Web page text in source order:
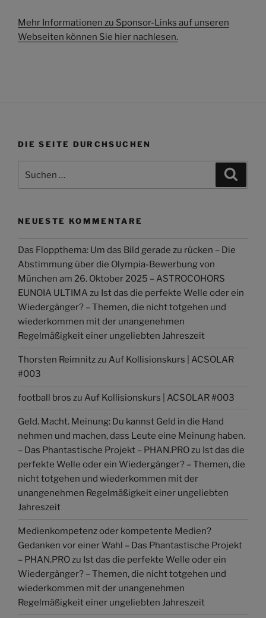
Mehr Informationen zu Sponsor-Links auf unseren
Webseiten können Sie hier nachlesen.
DIE SEITE DURCHSUCHEN
nach:
NEUESTE KOMMENTARE
Das Floppthema: Um das Bild gerade zu rücken – Die
Abstimmung über die Olympia-Bewerbung von
München am 26. Oktober 2025 – ASTROCOHORS
EUNOIA ULTIMA zu Ist das die perfekte Welle oder ein
Wiedergänger? – Themen, die nicht totgehen und
wiederkommen mit der unangenehmen
Regelmäßigkeit einer ungeliebten Jahreszeit
Thorsten Reimnitzzu Auf Kollisionskurs | ACSOLAR
#003
football bros zu Auf Kollisionskurs | ACSOLAR #003
Geld. Macht. Meinung: Du kannst Geld in die Hand
nehmen und machen, dass Leute eine Meinung haben.
– Das Phantastische Projekt – PHAN.PROzu Ist das die
perfekte Welle oder ein Wiedergänger? – Themen, die
nicht totgehen und wiederkommen mit der
unangenehmen Regelmäßigkeit einer ungeliebten
Jahreszeit
Medienkompetenz oder kompetente Medien?
Gedanken vor einer Wahl – Das Phantastische Projekt
– PHAN.PROzu Ist das die perfekte Welle oder ein
Wiedergänger? – Themen, die nicht totgehen und
wiederkommen mit der unangenehmen
Regelmäßigkeit einer ungeliebten Jahreszeit